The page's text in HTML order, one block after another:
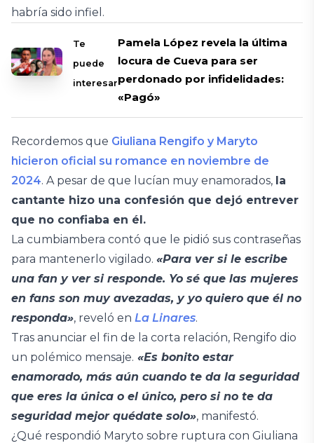
habría sido infiel.
Te
puede
interesar
Pamela López revela la última
locura de Cueva para ser
perdonado por infidelidades:
«Pagó»
Recordemos que Giuliana Rengifo y Maryto
hicieron oficial su romance en noviembre de
2024. A pesar de que lucían muy enamorados, la
cantante hizo una confesión que dejó entrever
que no confiaba en él.
La cumbiambera contó que le pidió sus contraseñas
para mantenerlo vigilado. «Para ver si le escribe
una fan y ver si responde. Yo sé que las mujeres
en fans son muy avezadas, y yo quiero que él no
responda», reveló en La Linares.
Tras anunciar el fin de la corta relación, Rengifo dio
un polémico mensaje. «Es bonito estar
enamorado, más aún cuando te da la seguridad
que eres la única o el único, pero si no te da
seguridad mejor quédate solo», manifestó.
¿Qué respondió Maryto sobre ruptura con Giuliana